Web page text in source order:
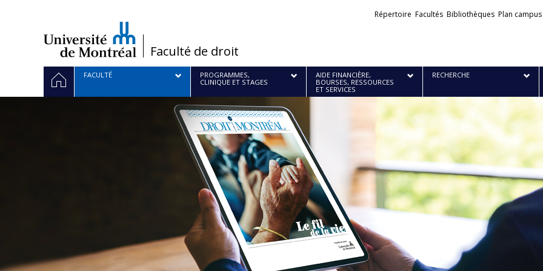
/Faculté de droit
Liens
Répertoire Facultés Bibliothèques Plan campus
Navigation
principale
ACCUEILFACULTÉ
PROGRAMMES,
CLINIQUE ET STAGES
AIDE FINANCIÈRE,
BOURSES, RESSOURCES
ET SERVICES
RECHERCHE